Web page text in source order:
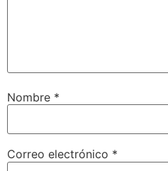
Nombre *
Correo electrónico *